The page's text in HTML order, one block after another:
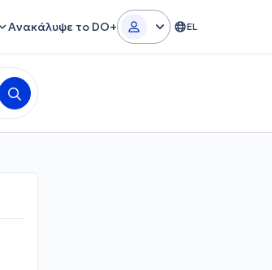
Ανακάλυψε το DO+ EL